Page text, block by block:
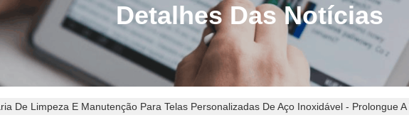
Detalhes Das Notícias
De Limpeza E Manutenção Para Telas Personalizadas De Aço Inoxidável - Prolongue